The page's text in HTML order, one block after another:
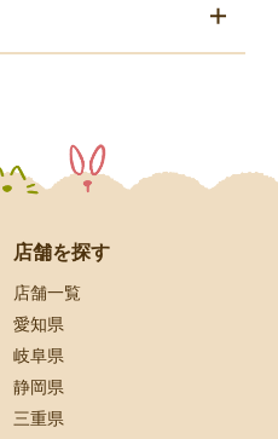
店舗を探す
店舗一覧
愛知県
岐阜県
静岡県
三重県